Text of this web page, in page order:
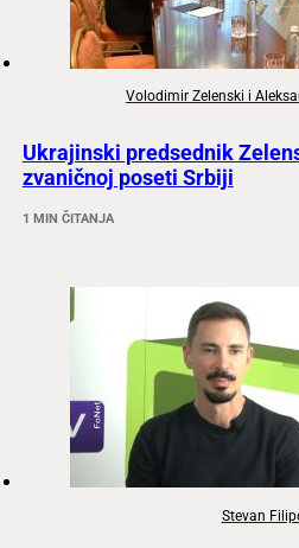
Volodimir Zelenski i
Ukrajinski predsednik
zvaničnoj poseti Srbiji
1 MIN ČITANJA
Stevan